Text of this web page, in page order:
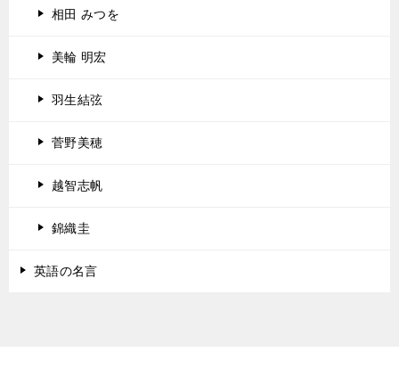
相田 みつを
美輪 明宏
羽生結弦
菅野美穂
越智志帆
錦織圭
英語の名言